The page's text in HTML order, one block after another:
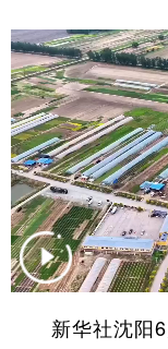
科技
文化
访谈
法律
食品
学术中国
新华社沈阳6